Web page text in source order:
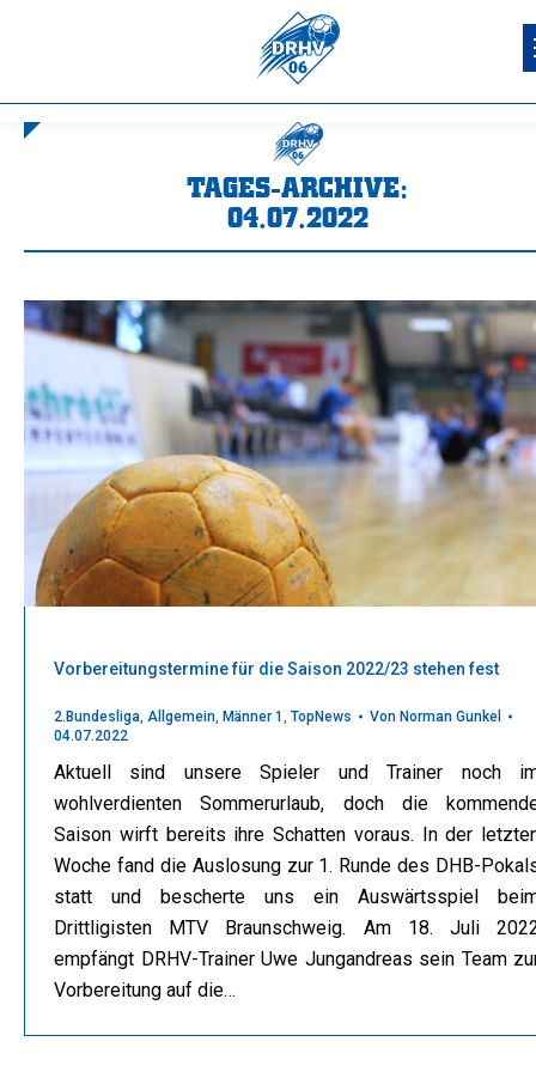
TAGES-ARCHIVE:
04.07.2022
Vorbereitungstermine für die Saison 2022/23 stehen fest
2.Bundesliga, Allgemein, Männer 1 , TopNews Von Norman Gunkel
04.07.2022
Aktuell sind unsere Spieler und Trainer noch
wohlverdienten Sommerurlaub, doch die
Saison wirft bereits ihre Schatten voraus. In der
Woche fand die Auslosung zur 1. Runde des DHB-
statt und bescherte uns ein Auswärtsspiel
Drittligisten MTV Braunschweig. Am 18. Juli
empfängt DRHV-Trainer Uwe Jungandreas sein Team
Vorbereitung auf die…